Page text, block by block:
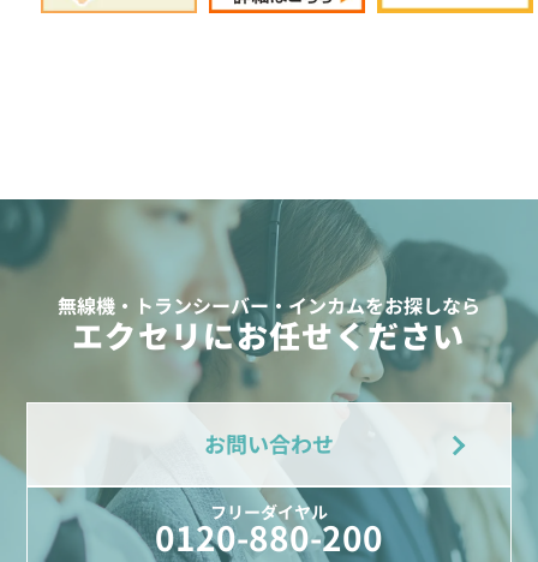
無線機・トランシーバー・インカムをお探しなら
エクセリにお任せください
お問い合わせ
フリーダイヤル
0120-880-200